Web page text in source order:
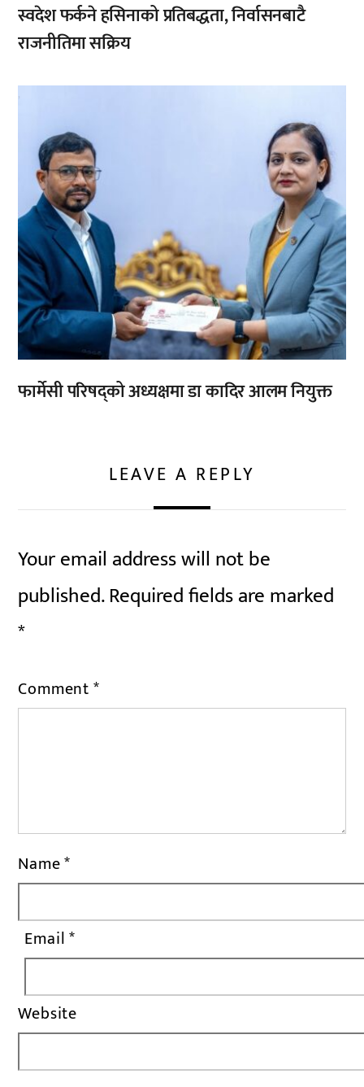
स्वदेश फर्कने हसिनाको प्रतिबद्धता, निर्वासनबाटै
राजनीतिमा सक्रिय
,
फार्मेसी परिषद्को अध्यक्षमा डा कादिर आलम नियुक्त
LEAVE A REPLY
Your email address will not be
published.Required fields are marked
*
Comment*
Name*
Email*
Website